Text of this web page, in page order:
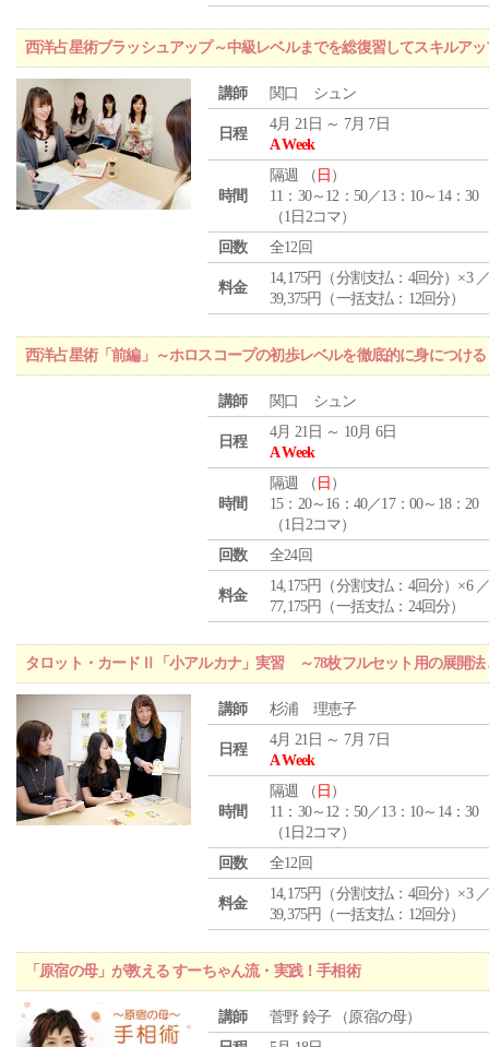
西洋占星術ブラッシュアップ～中級レベルまでを総復習してスキルア
講師 関口 シュン
日程
4月 21日 ～ 7月 7日
A Week
時間
隔週 （ 日 ）
11：30～12：50／13：10～14：30
（1日2コマ）
回数
全12回
料金
14,175円（分割支払：4回分）×3
39,375円（一括支払：12回分）
西洋占星術「前編」～ホロスコープの初歩レベルを徹底的に身につける
講師 関口 シュン
日程
4月 21日 ～ 10月 6日
A Week
時間
隔週 （ 日 ）
15：20～16：40／17：00～18：20
（1日2コマ）
回数
全24回
料金
14,175円（分割支払：4回分）×6
77,175円（一括支払：24回分）
タロット・カードⅡ「小アルカナ」実習 ～78枚フルセット用の展開法
講師 杉浦 理恵子
日程
4月 21日 ～ 7月 7日
A Week
時間
隔週 （ 日 ）
11：30～12：50／13：10～14：30
（1日2コマ）
回数
全12回
料金
14,175円（分割支払：4回分）×3
39,375円（一括支払：12回分）
「原宿の母」が教える すーちゃん流・実践！手相術
講師
菅野 鈴子 （原宿の母）